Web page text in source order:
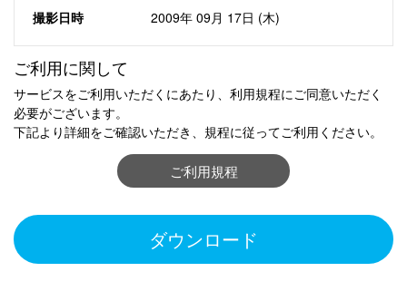
撮影日時
2009年 09月 17日 (木)
ご利用に関して
サービスをご利用いただくにあたり、利用規程にご同意いただく
必要がございます。
下記より詳細をご確認いただき、規程に従ってご利用ください。
ご利用規程
ダウンロード